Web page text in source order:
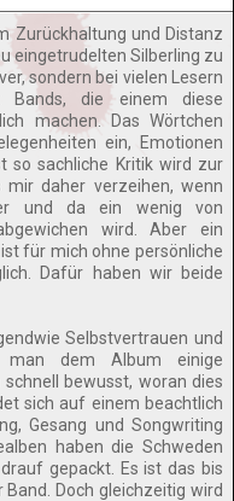
Zurückhaltung und Distanz
eingetrudelten Silberling zu
sondern bei vielen Lesern
Bands, die einem diese
machen. Das Wörtchen
ein, Emotionen
so sachliche Kritik wird zur
mir daher verzeihen, wenn
und da ein wenig von
wird. Aber ein
für mich ohne persönliche
Dafür haben wir beide
Selbstvertrauen und
man dem Album einige
bewusst, woran dies
sich auf einem beachtlich
Gesang und Songwriting
haben die Schweden
gepackt. Es ist das bis
Doch gleichzeitig wird